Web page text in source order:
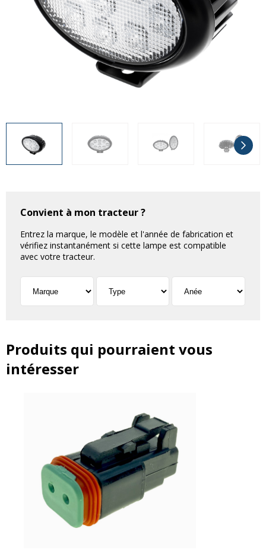
Divers
Questions fréquemment posées
09 70 24 66 76
[email protected]
Divers
Convient à mon tracteur ?
Entrez la marque, le modèle et l'année de fabrication et
vérifiez instantanément si cette lampe est compatible
avec votre tracteur.
Produits qui pourraient vous
intéresser